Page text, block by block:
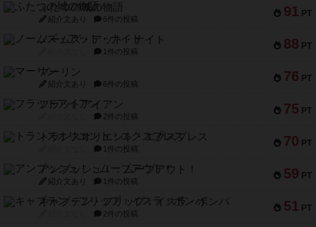
91 PT
ふたつの城の物語
紹介文あり 6件の投稿
88 PT
ノームズ・アット・ナイト
1件の投稿
76 PT
マーリン
紹介文あり 6件の投稿
75 PT
フラットアイアン
2件の投稿
70 PT
トランスオリエント・エクスプレス
1件の投稿
59 PT
アンブッシュ！：ムーブアウト！
紹介文あり 1件の投稿
51 PT
キャプテン・フリップ：イスラ・ボンバ
2件の投稿